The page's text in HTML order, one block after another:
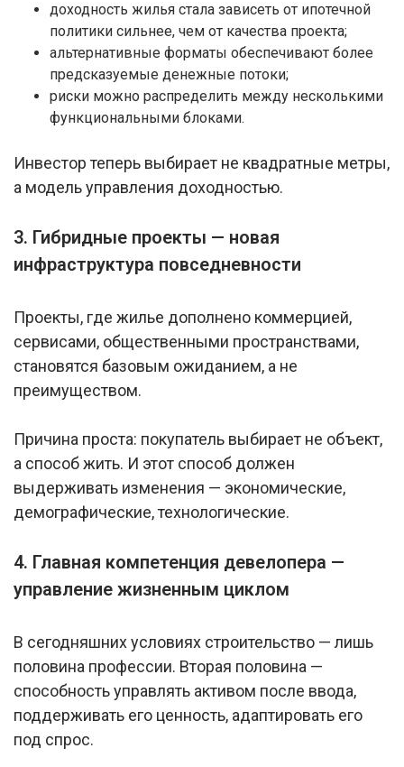
доходность жилья стала зависеть от ипотечной
политики сильнее, чем от качества проекта;
альтернативные форматы обеспечивают более
предсказуемые денежные потоки;
риски можно распределить между несколькими
функциональными блоками.
Инвестор теперь выбирает не квадратные метры,
а модель управления доходностью.
3. Гибридные проекты — новая
инфраструктура повседневности
Проекты, где жилье дополнено коммерцией,
сервисами, общественными пространствами,
становятся базовым ожиданием, а не
преимуществом.
Причина проста: покупатель выбирает не объект,
а способ жить. И этот способ должен
выдерживать изменения — экономические,
демографические, технологические.
4. Главная компетенция девелопера —
управление жизненным циклом
В сегодняшних условиях строительство — лишь
половина профессии. Вторая половина —
способность управлять активом после ввода,
поддерживать его ценность, адаптировать его
под спрос.